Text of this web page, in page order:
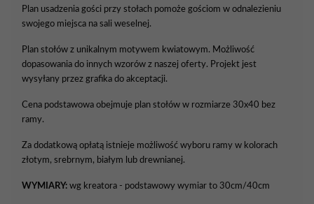
Plan usadzenia gości przy stołach pomoże gościom w odnalezieniu
swojego miejsca na sali weselnej.
Plan stołów z unikalnym motywem kwiatowym. Możliwość
dopasowania do innych wzorów z naszej oferty. Projekt jest
wysyłany przez grafika do akceptacji.
Cena podstawowa obejmuje plan stołów w rozmiarze 30x40 bez
ramy.
Za dodatkową opłatą istnieje możliwość wyboru ramy w kolorach
złotym, srebrnym, białym lub drewnianej.
WYMIARY: wg kreatora - podstawowy wymiar to 30cm/40cm